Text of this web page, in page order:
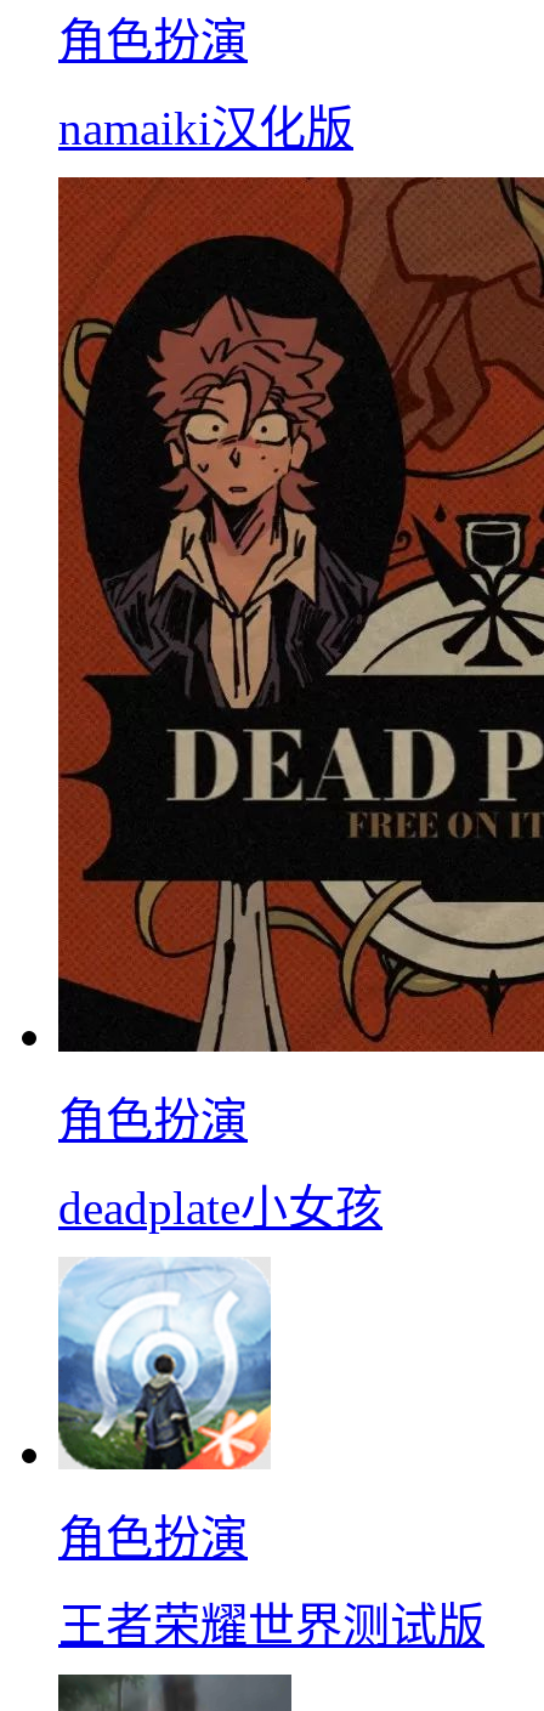
角色扮演
namaiki汉化版
角色扮演
deadplate小女孩
角色扮演
王者荣耀世界测试版